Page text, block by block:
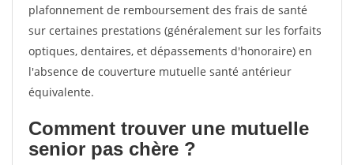
plafonnement de remboursement des frais de santé
sur certaines prestations (généralement sur les forfaits
optiques, dentaires, et dépassements d'honoraire) en
l'absence de couverture mutuelle santé antérieur
équivalente.
Comment trouver une mutuelle
senior pas chère ?